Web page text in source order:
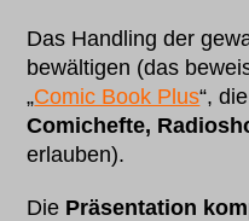
Das Handling der
bewältigen (das
„Comic Book Plus“,
Comichefte,
erlauben).
Die Präsentation